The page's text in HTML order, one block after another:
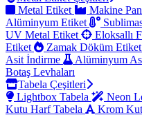
Metal Etiket
Makine
Alüminyum Etiket
UV Metal Etiket
Eloksallı
Etiket
Zamak Döküm Etiket
Asit İndirme
Alüminyum
Botaş Levhaları
Tabela Çeşitleri
Lightbox Tabela
Neon
Kutu Harf Tabela
Krom